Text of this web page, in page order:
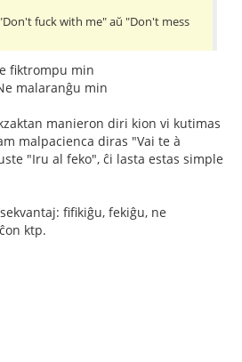
fuck with me" aŭ "Don't mess
fiktrompu min
malaranĝu min
manieron diri kion vi kutimas
malpacienca diras "Vai te à
"Iru al feko", ĉi lasta estas simple
fifikiĝu, fekiĝu, ne
ktp.